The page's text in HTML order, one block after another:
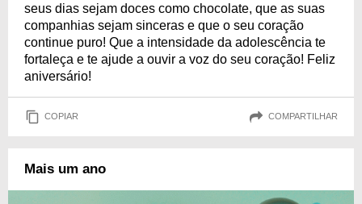
seus dias sejam doces como chocolate, que as suas
companhias sejam sinceras e que o seu coração
continue puro! Que a intensidade da adolescência te
fortaleça e te ajude a ouvir a voz do seu coração! Feliz
aniversário!
COPIAR COMPARTILHAR
Mais um ano